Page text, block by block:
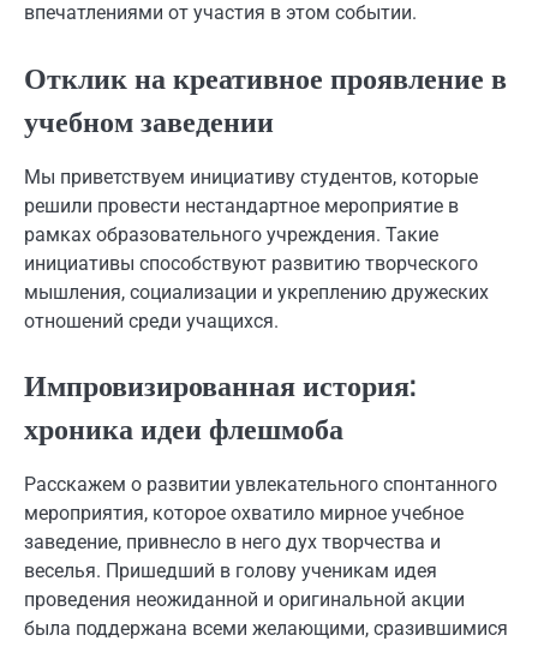
впечатлениями от участия в этом событии.
Отклик на креативное проявление в
учебном заведении
Мы приветствуем инициативу студентов, которые
решили провести нестандартное мероприятие в
рамках образовательного учреждения. Такие
инициативы способствуют развитию творческого
мышления, социализации и укреплению дружеских
отношений среди учащихся.
Импровизированная история:
хроника идеи флешмоба
Расскажем о развитии увлекательного спонтанного
мероприятия, которое охватило мирное учебное
заведение, привнесло в него дух творчества и
веселья. Пришедший в голову ученикам идея
проведения неожиданной и оригинальной акции
была поддержана всеми желающими, сразившимися